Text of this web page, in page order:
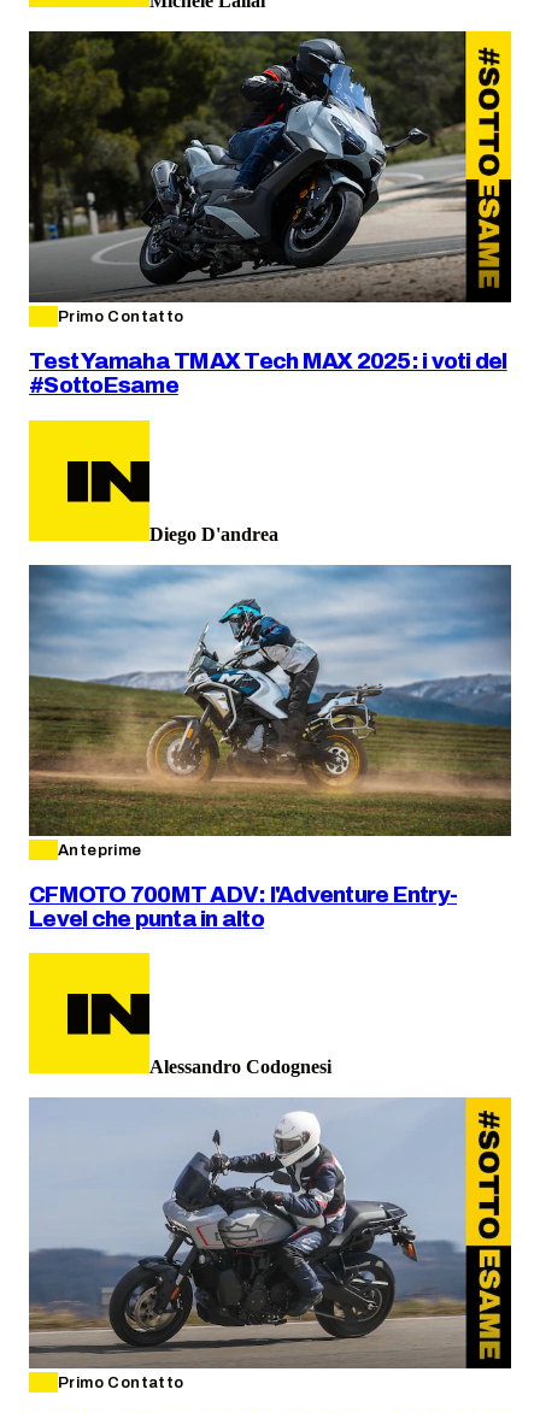
Primo Contatto
Test Yamaha TMAX Tech MAX 2025: i voti del
#SottoEsame
Diego D'andrea
Anteprime
CFMOTO 700MT ADV: l'Adventure Entry-
Level che punta in alto
Alessandro Codognesi
Primo Contatto